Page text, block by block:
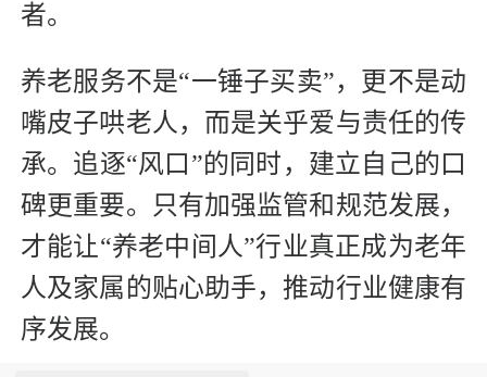
者。
养老服务不是“一锤子买卖”，更不是动
嘴皮子哄老人，而是关乎爱与责任的传
承。追逐“风口”的同时，建立自己的口
碑更重要。只有加强监管和规范发展，
才能让“养老中间人”行业真正成为老年
人及家属的贴心助手，推动行业健康有
序发展。